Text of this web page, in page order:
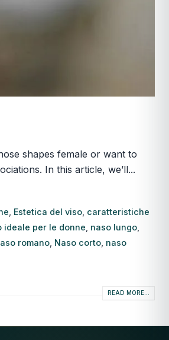
shapes female or want to
In this article, we’ll...
Estetica del viso caratteristiche
ideale per le donne naso lungo
romano Naso corto naso
READ MORE...